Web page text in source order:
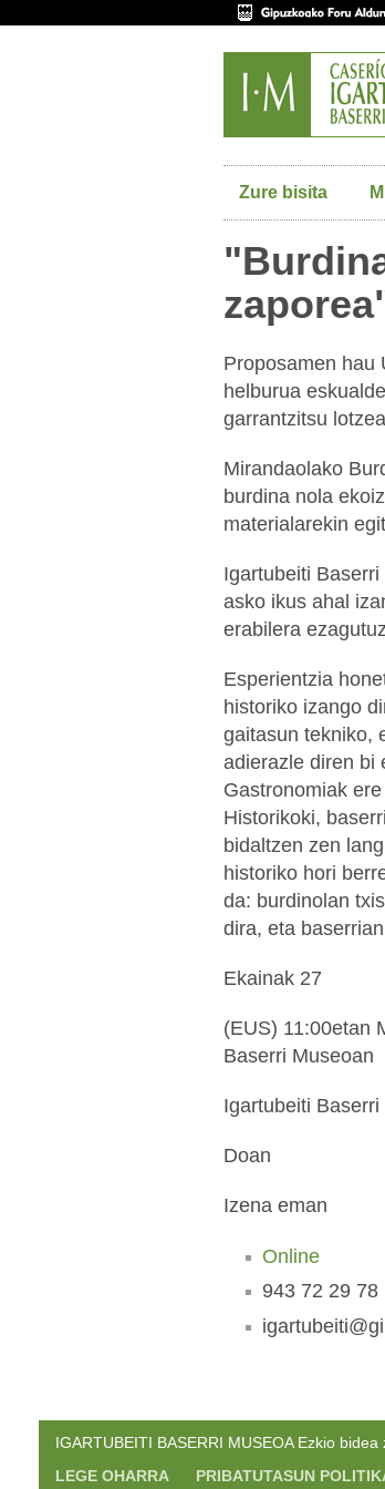
Zure bisita
Proposamen hau
helburua
garrantzitsu
Mirandaolako
burdina nola
materialarekin
Igartubeiti
asko ikus ahal
erabilera
Esperientzia
historiko izango
gaitasun tekniko,
adierazle diren bi
Gastronomiak
Historikoki,
bidaltzen zen
historiko hori
da: burdinolan
dira, eta
Ekainak 27
(EUS) 11:00etan
Baserri Museoan
Igartubeiti
Doan
Izena eman
Online
943 72 29 78
IGARTUBEITI BASERRI MUSEOA Ezkio
LEGE OHARRA
PRIBATUTASUN